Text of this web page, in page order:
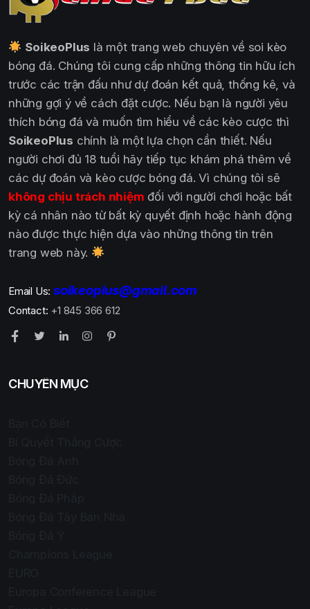
SoikeoPlus là một trang web chuyên về soi kèo
bóng đá. Chúng tôi cung cấp những thông tin hữu ích
trước các trận đấu như dự đoán kết quả, thống kê, và
những gợi ý về cách đặt cược. Nếu bạn là người yêu
thích bóng đá và muốn tìm hiểu về các kèo cược thì
SoikeoPlus chính là một lựa chọn cần thiết. Nếu
người chơi đủ 18 tuổi hãy tiếp tục khám phá thêm về
các dự đoán và kèo cược bóng đá. Vì chúng tôi sẽ
không chịu trách nhiệm đối với người chơi hoặc bất
kỳ cá nhân nào từ bất kỳ quyết định hoặc hành động
nào được thực hiện dựa vào những thông tin trên
trang web này.
Email Us: soikeoplus@gmail.com
Contact: +1 845 366 612
CHUYÊN MỤC